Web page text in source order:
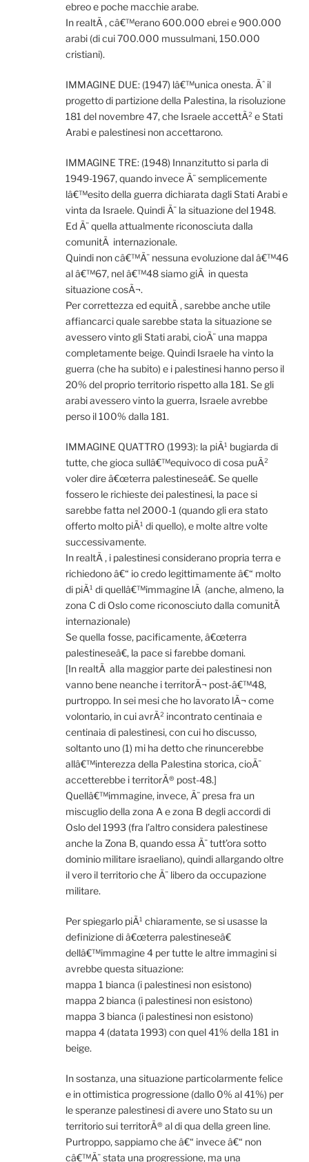
ebreo e poche macchie arabe.
In realtÃ , câ€™erano 600.000 ebrei e 900.000
arabi (di cui 700.000 mussulmani, 150.000
cristiani).
IMMAGINE DUE: (1947) lâ€™unica onesta. Ãˆ il
progetto di partizione della Palestina, la risoluzione
181 del novembre 47, che Israele accettÃ² e Stati
Arabi e palestinesi non accettarono.
IMMAGINE TRE: (1948) Innanzitutto si parla di
1949-1967, quando invece Ã¨ semplicemente
lâ€™esito della guerra dichiarata dagli Stati Arabi e
vinta da Israele. Quindi Ã¨ la situazione del 1948.
Ed Ã¨ quella attualmente riconosciuta dalla
comunitÃ internazionale.
Quindi non câ€™Ã¨ nessuna evoluzione dal â€™46
al â€™67, nel â€™48 siamo giÃ in questa
situazione cosÃ¬.
Per correttezza ed equitÃ , sarebbe anche utile
affiancarci quale sarebbe stata la situazione se
avessero vinto gli Stati arabi, cioÃ¨ una mappa
completamente beige. Quindi Israele ha vinto la
guerra (che ha subito) e i palestinesi hanno perso il
20% del proprio territorio rispetto alla 181. Se gli
arabi avessero vinto la guerra, Israele avrebbe
perso il 100% dalla 181.
IMMAGINE QUATTRO (1993): la piÃ¹ bugiarda di
tutte, che gioca sullâ€™equivoco di cosa puÃ²
voler dire â€œterra palestineseâ€. Se quelle
fossero le richieste dei palestinesi, la pace si
sarebbe fatta nel 2000-1 (quando gli era stato
offerto molto piÃ¹ di quello), e molte altre volte
successivamente.
In realtÃ , i palestinesi considerano propria terra e
richiedono â€“ io credo legittimamente â€“ molto
di piÃ¹ di quellâ€™immagine lÃ (anche, almeno, la
zona C di Oslo come riconosciuto dalla comunitÃ
internazionale)
Se quella fosse, pacificamente, â€œterra
palestineseâ€, la pace si farebbe domani.
[In realtÃ alla maggior parte dei palestinesi non
vanno bene neanche i territorÃ¬ post-â€™48,
purtroppo. In sei mesi che ho lavorato lÃ¬ come
volontario, in cui avrÃ² incontrato centinaia e
centinaia di palestinesi, con cui ho discusso,
soltanto uno (1) mi ha detto che rinuncerebbe
allâ€™interezza della Palestina storica, cioÃ¨
accetterebbe i territorÃ® post-48.]
Quellâ€™immagine, invece, Ã¨ presa fra un
miscuglio della zona A e zona B degli accordi di
Oslo del 1993 (fra l’altro considera palestinese
anche la Zona B, quando essa Ã¨ tutt’ora sotto
dominio militare israeliano), quindi allargando oltre
il vero il territorio che Ã¨ libero da occupazione
militare.
Per spiegarlo piÃ¹ chiaramente, se si usasse la
definizione di â€œterra palestineseâ€
dellâ€™immagine 4 per tutte le altre immagini si
avrebbe questa situazione:
mappa 1 bianca (i palestinesi non esistono)
mappa 2 bianca (i palestinesi non esistono)
mappa 3 bianca (i palestinesi non esistono)
mappa 4 (datata 1993) con quel 41% della 181 in
beige.
In sostanza, una situazione particolarmente felice
e in ottimistica progressione (dallo 0% al 41%) per
le speranze palestinesi di avere uno Stato su un
territorio sui territorÃ® al di qua della green line.
Purtroppo, sappiamo che â€“ invece â€“ non
câ€™Ã¨ stata una progressione, ma una